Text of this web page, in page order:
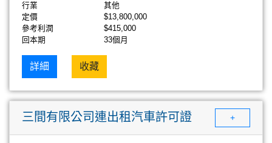
行業
其他
定價
$13,800,000
參考利潤
$415,000
回本期
33個月
詳細 收藏
三間有限公司連出租汽車許可證 +